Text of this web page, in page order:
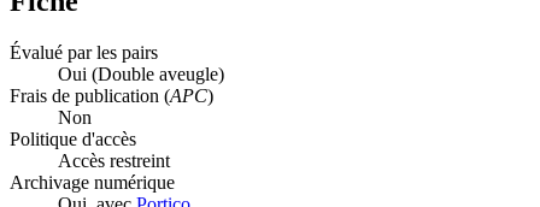
Évalué par les pairs
Oui (Double aveugle)
Frais de publication (APC)
Non
Politique d'accès
Accès restreint
Archivage numérique